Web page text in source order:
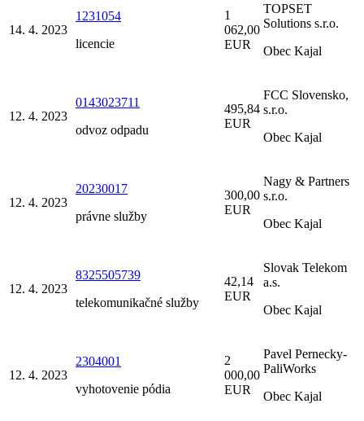
14. 4. 2023
1231054
licencie
1
062,00
EUR
TOPSET
Solutions s.r.o.
Obec Kajal
12. 4. 2023
0143023711
odvoz odpadu
495,84
EUR
FCC Slovensko,
s.r.o.
Obec Kajal
12. 4. 2023
20230017
právne služby
300,00
EUR
Nagy & Partners
s.r.o.
Obec Kajal
12. 4. 2023
8325505739
telekomunikačné služby
42,14
EUR
Slovak Telekom
a.s.
Obec Kajal
12. 4. 2023
2304001
vyhotovenie pódia
2
000,00
EUR
Pavel Pernecky-
PaliWorks
Obec Kajal